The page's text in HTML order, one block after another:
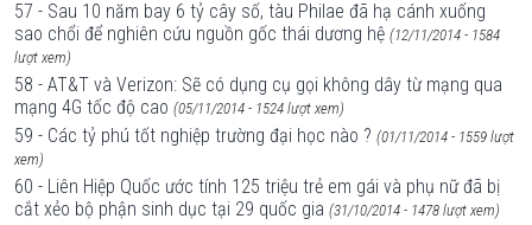
57 - Sau 10 năm bay 6 tỷ cây số, tàu Philae đã hạ cánh xuống
sao chổi để nghiên cứu nguồn gốc thái dương hệ (12/11/2014 - 1584
lượt xem)
58 - AT&T và Verizon: Sẽ có dụng cụ gọi không dây từ mạng qua
mạng 4G tốc độ cao (05/11/2014 - 1524 lượt xem)
59 - Các tỷ phú tốt nghiệp trường đại học nào ? (01/11/2014 - 1559 lượt
xem)
60 - Liên Hiệp Quốc ước tính 125 triệu trẻ em gái và phụ nữ đã bị
cắt xẻo bộ phận sinh dục tại 29 quốc gia (31/10/2014 - 1478 lượt xem)